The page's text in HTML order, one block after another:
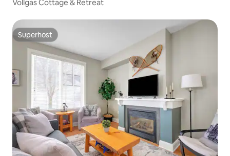
Vollgas Cottage & Retreat
Superhost
Superhost